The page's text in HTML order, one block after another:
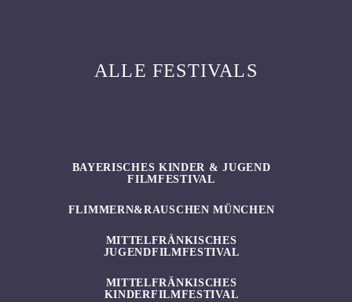
ALLE FESTIVALS
BAYERISCHES KINDER & JUGEND
FILMFESTIVAL
FLIMMERN&RAUSCHEN MÜNCHEN
MITTELFRÄNKISCHES
JUGENDFILMFESTIVAL
MITTELFRÄNKISCHES
KINDERFILMFESTIVAL